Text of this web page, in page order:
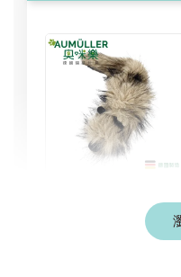
Aumüller 奧咪樂
｜貓草纈草根玩具